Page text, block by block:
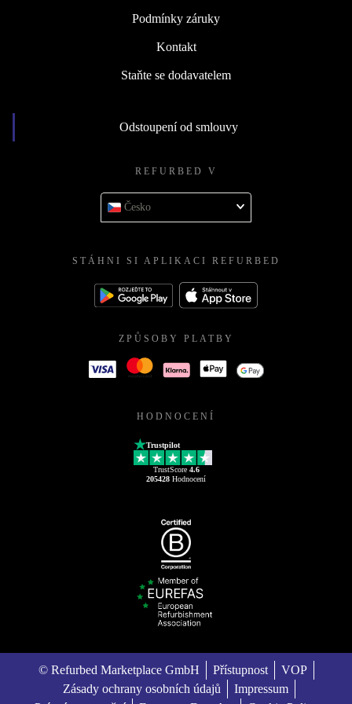
iPhone 15 Pro Max můžeš zakoupit v těchto
Podmínky záruky
Kontakt
Staňte se dodavatelem
Odstoupení od smlouvy
REFURBED V
Česko
STÁHNI SI APLIKACI REFURBED
ZPŮSOBY PLATBY
HODNOCENÍ
Trustpilot
TrustScore 4.6
205428 Hodnocení
© Refurbed Marketplace GmbH Přístupnost
VOP
Zásady ochrany osobních údajů
Impressum